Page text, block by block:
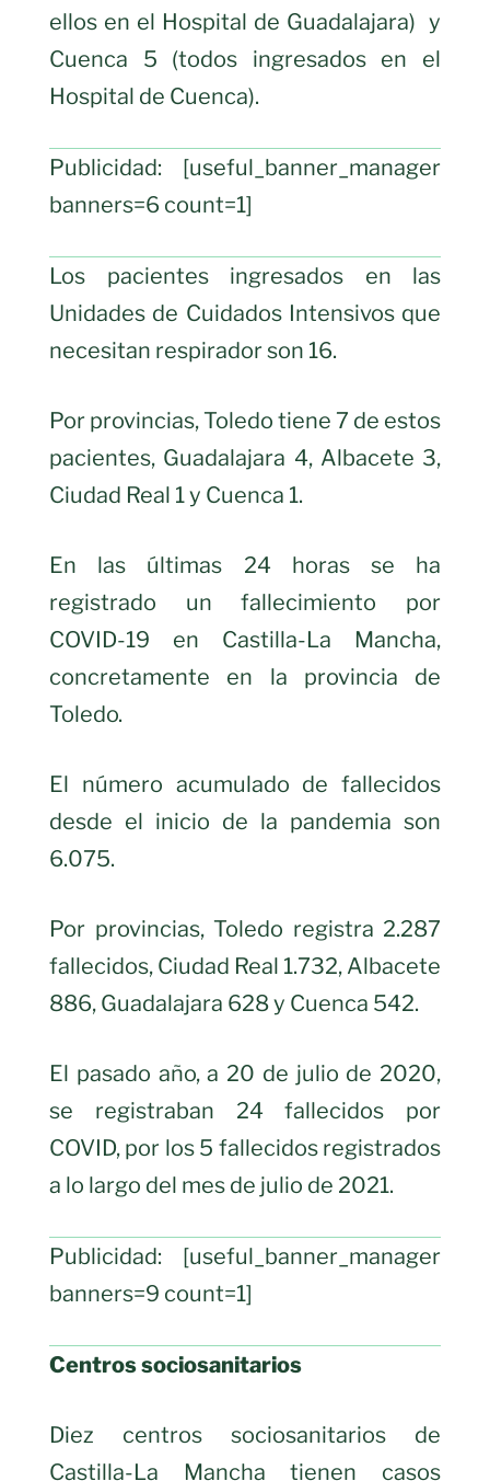
ellos en el Hospital de Guadalajara) y
Cuenca 5 (todos ingresados en el
Hospital de Cuenca).
Publicidad: [useful_banner_manager
banners=6 count=1]
Los pacientes ingresados en las
Unidades de Cuidados Intensivos que
necesitan respirador son 16.
Por provincias, Toledo tiene 7 de estos
pacientes, Guadalajara 4, Albacete 3,
Ciudad Real 1 y Cuenca 1.
En las últimas 24 horas se ha
registrado un fallecimiento por
COVID-19 en Castilla-La Mancha,
concretamente en la provincia de
Toledo.
El número acumulado de fallecidos
desde el inicio de la pandemia son
6.075.
Por provincias, Toledo registra 2.287
fallecidos, Ciudad Real 1.732, Albacete
886, Guadalajara 628 y Cuenca 542.
El pasado año, a 20 de julio de 2020,
se registraban 24 fallecidos por
COVID, por los 5 fallecidos registrados
a lo largo del mes de julio de 2021.
Publicidad: [useful_banner_manager
banners=9 count=1]
Centros sociosanitarios
Diez centros sociosanitarios de
Castilla-La Mancha tienen casos